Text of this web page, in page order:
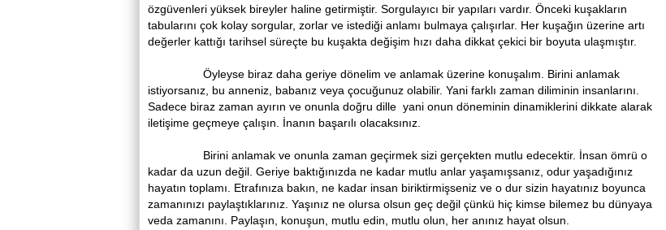
özgüvenleri yüksek bireyler haline getirmiştir. Sorgulayıcı bir yapıları vardır. Önceki kuşakların
tabularını çok kolay sorgular, zorlar ve istediği anlamı bulmaya çalışırlar. Her kuşağın üzerine artı
değerler kattığı tarihsel süreçte bu kuşakta değişim hızı daha dikkat çekici bir boyuta ulaşmıştır.
Öyleyse biraz daha geriye dönelim ve anlamak üzerine konuşalım. Birini anlamak
istiyorsanız, bu anneniz, babanız veya çocuğunuz olabilir. Yani farklı zaman diliminin insanlarını.
Sadece biraz zaman ayırın ve onunla doğru dille yani onun döneminin dinamiklerini dikkate alarak
iletişime geçmeye çalışın. İnanın başarılı olacaksınız.
Birini anlamak ve onunla zaman geçirmek sizi gerçekten mutlu edecektir. İnsan ömrü o
kadar da uzun değil. Geriye baktığınızda ne kadar mutlu anlar yaşamışsanız, odur yaşadığınız
hayatın toplamı. Etrafınıza bakın, ne kadar insan biriktirmişseniz ve o dur sizin hayatınız boyunca
zamanınızı paylaştıklarınız. Yaşınız ne olursa olsun geç değil çünkü hiç kimse bilemez bu dünyaya
veda zamanını. Paylaşın, konuşun, mutlu edin, mutlu olun, her anınız hayat olsun.